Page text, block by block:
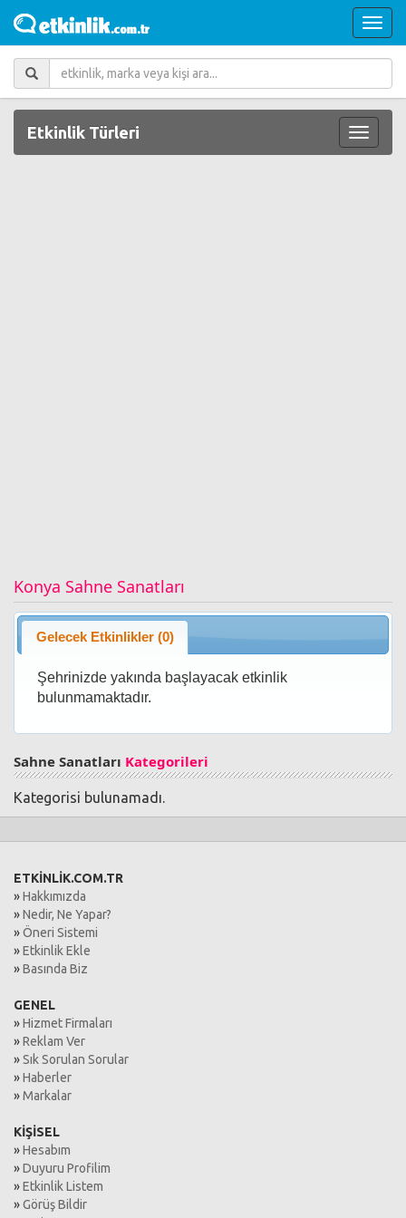
Etkinlik Türleri
Konya Sahne Sanatları
Gelecek Etkinlikler (0)
Şehrinizde yakında başlayacak etkinlik
bulunmamaktadır.
Sahne Sanatları Kategorileri
Kategorisi bulunamadı.
ETKİNLİK.COM.TR
»Hakkımızda
»Nedir, Ne Yapar?
»Öneri Sistemi
»Etkinlik Ekle
»Basında Biz
GENEL
»Hizmet Firmaları
»Reklam Ver
»Sık Sorulan Sorular
»Haberler
»Markalar
KİŞİSEL
»Hesabım
»Duyuru Profilim
»Etkinlik Listem
»Görüş Bildir